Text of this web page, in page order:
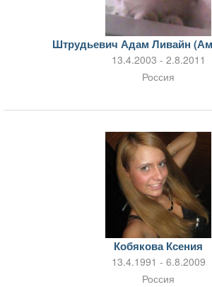
Штрудьевич Адам Ливайн
13.4.2003 - 2.8.2011
Россия
Кобякова Ксения
13.4.1991 - 6.8.2009
Россия